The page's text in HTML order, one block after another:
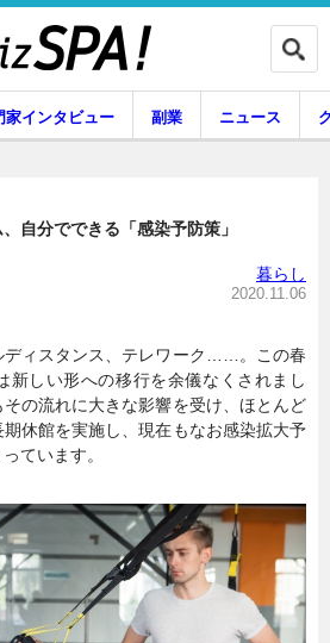
専門家インタビュー
ニュース
エンタメ
家インタビュー 副業 ニュース
自分でできる「感染予防策」
暮らし
2020.11.06
ィスタンス、テレワーク……。この春
新しい形への移行を余儀なくされまし
の流れに大きな影響を受け、ほとんど
休館を実施し、現在もなお感染拡大予
ています。